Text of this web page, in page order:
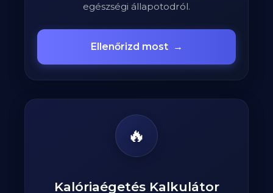
egészségi állapotodról.
Ellenőrizd most →
🔥
Kalóriaégetés Kalkulátor